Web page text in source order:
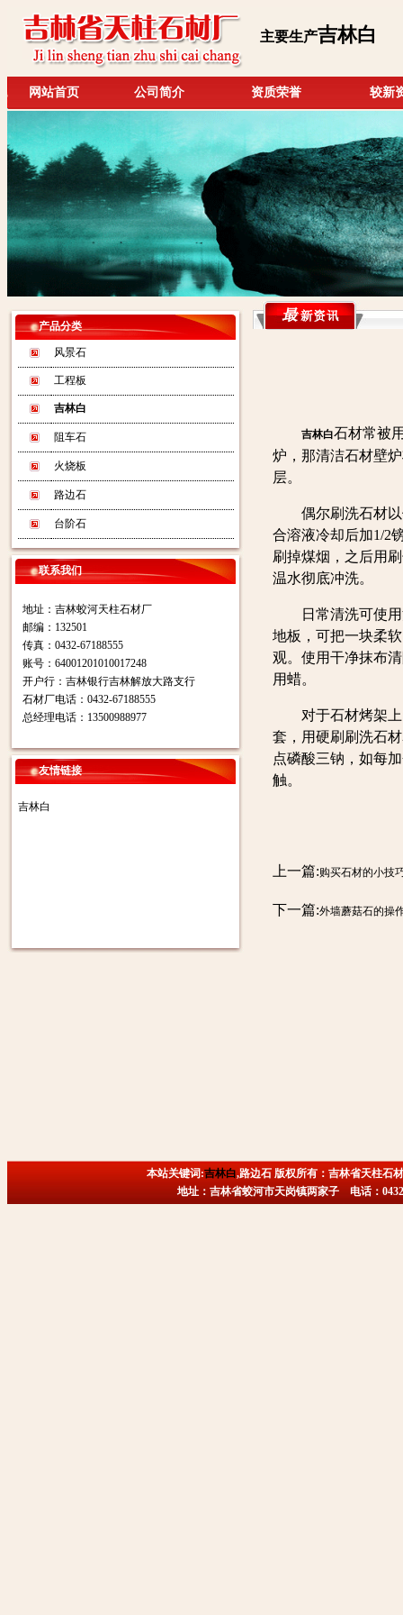
主要生产吉林白
网站首页 公司简介 资质荣誉 较新
产品分类
风景石
工程板
吉林白
阻车石
火烧板
路边石
台阶石
联系我们
地址：吉林蛟河天柱石材厂
邮编：132501
传真：0432-67188555
账号：64001201010017248
开户行：吉林银行吉林解放大路支行
石材厂电话：0432-67188555
总经理电话：13500988977
友情链接
吉林白
吉林白石材常被
炉，那清洁石材壁
层。
偶尔刷洗石材以
合溶液冷却后加1/2
刷掉煤烟，之后用
温水彻底冲洗。
日常清洗可使用
地板，可把一块柔
观。使用干净抹布
用蜡。
对于石材烤架上
套，用硬刷刷洗石
点磷酸三钠，如每
触。
上一篇:购买石材的小技
下一篇:外墙蘑菇石的操
本站关键词:吉林白,路边石 版权所有：吉林省天柱石
地址：吉林省蛟河市天岗镇两家子 电话：